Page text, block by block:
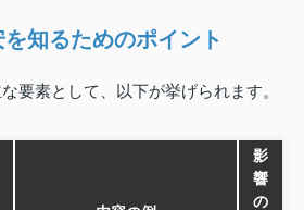
知るためのポイント
要素として、以下が挙げられます。
影
響
の